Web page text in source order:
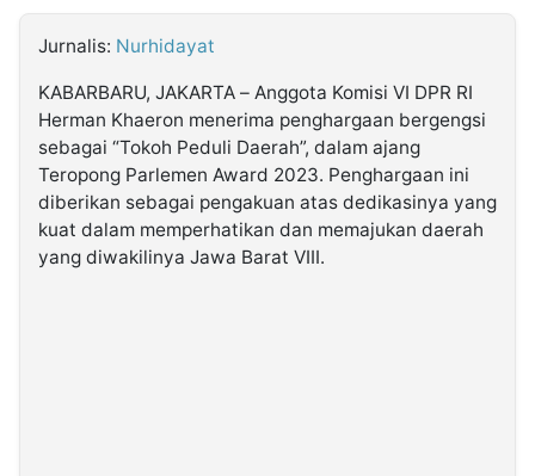
Jurnalis: Nurhidayat
KABARBARU, JAKARTA – Anggota Komisi VI DPR RI
Herman Khaeron menerima penghargaan bergengsi
sebagai “Tokoh Peduli Daerah”, dalam ajang
Teropong Parlemen Award 2023. Penghargaan ini
diberikan sebagai pengakuan atas dedikasinya yang
kuat dalam memperhatikan dan memajukan daerah
yang diwakilinya Jawa Barat VIII.